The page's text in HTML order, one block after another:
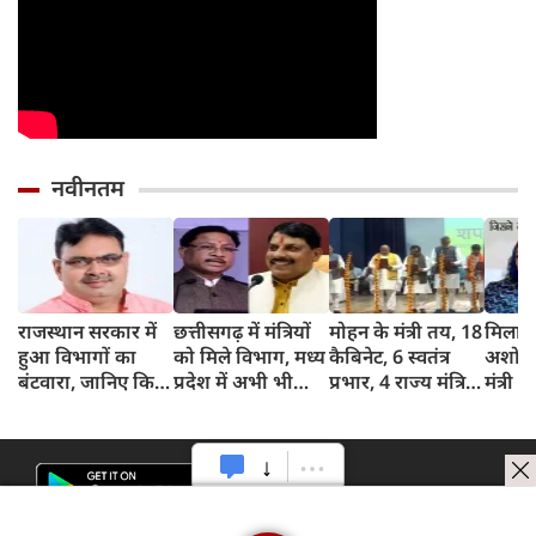
नवीनतम
राजस्थान सरकार में
हुआ विभागों का
बंटवारा, जानिए किसे
छत्तीसगढ़ में मंत्रियों
को मिले विभाग, मध्य
प्रदेश में अभी भी
मोहन के मंत्री तय, 18
कैबिनेट, 6 स्वतंत्र
प्रभार, 4 राज्य मंत्रियोंमंत्री